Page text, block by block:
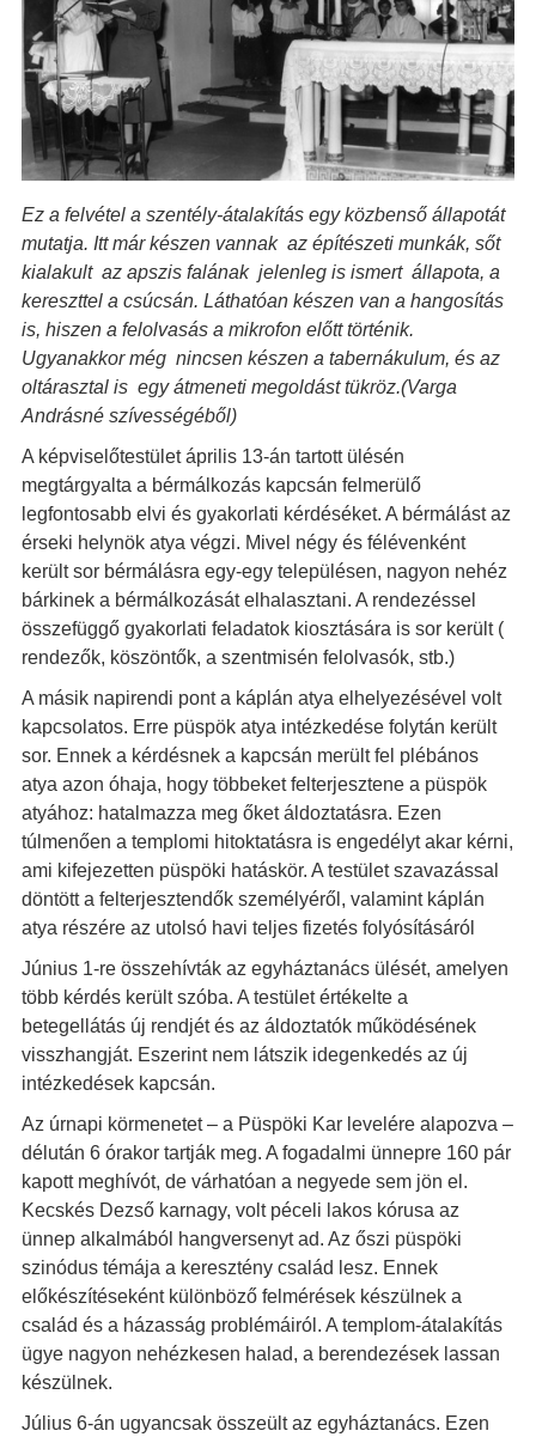
Ez a felvétel a szentély-átalakítás egy közbenső állapotát
mutatja. Itt már készen vannak az építészeti munkák, sőt
kialakult az apszis falának jelenleg is ismert állapota, a
kereszttel a csúcsán. Láthatóan készen van a hangosítás
is, hiszen a felolvasás a mikrofon előtt történik.
Ugyanakkor még nincsen készen a tabernákulum, és az
oltárasztal is egy átmeneti megoldást tükröz.(Varga
Andrásné szívességéből)
A képviselőtestület április 13-án tartott ülésén
megtárgyalta a bérmálkozás kapcsán felmerülő
legfontosabb elvi és gyakorlati kérdéséket. A bérmálást az
érseki helynök atya végzi. Mivel négy és félévenként
került sor bérmálásra egy-egy településen, nagyon nehéz
bárkinek a bérmálkozását elhalasztani. A rendezéssel
összefüggő gyakorlati feladatok kiosztására is sor került (
rendezők, köszöntők, a szentmisén felolvasók, stb.)
A másik napirendi pont a káplán atya elhelyezésével volt
kapcsolatos. Erre püspök atya intézkedése folytán került
sor. Ennek a kérdésnek a kapcsán merült fel plébános
atya azon óhaja, hogy többeket felterjesztene a püspök
atyához: hatalmazza meg őket áldoztatásra. Ezen
túlmenően a templomi hitoktatásra is engedélyt akar kérni,
ami kifejezetten püspöki hatáskör. A testület szavazással
döntött a felterjesztendők személyéről, valamint káplán
atya részére az utolsó havi teljes fizetés folyósításáról
Június 1-re összehívták az egyháztanács ülését, amelyen
több kérdés került szóba. A testület értékelte a
betegellátás új rendjét és az áldoztatók működésének
visszhangját. Eszerint nem látszik idegenkedés az új
intézkedések kapcsán.
Az úrnapi körmenetet – a Püspöki Kar levelére alapozva –
délután 6 órakor tartják meg. A fogadalmi ünnepre 160 pár
kapott meghívót, de várhatóan a negyede sem jön el.
Kecskés Dezső karnagy, volt péceli lakos kórusa az
ünnep alkalmából hangversenyt ad. Az őszi püspöki
szinódus témája a keresztény család lesz. Ennek
előkészítéseként különböző felmérések készülnek a
család és a házasság problémáiról. A templom-átalakítás
ügye nagyon nehézkesen halad, a berendezések lassan
készülnek.
Július 6-án ugyancsak összeült az egyháztanács. Ezen